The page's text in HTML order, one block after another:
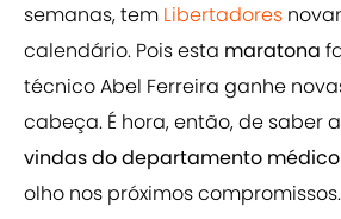
semanas, tem Libertadores
calendário. Pois esta maratona
técnico Abel Ferreira ganhe
cabeça. É hora, então, de saber
vindas do departamento médico
olho nos próximos compromissos.